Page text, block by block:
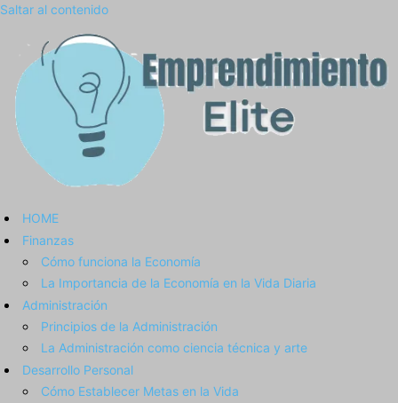
Saltar al contenido
HOME
Finanzas
Cómo funciona la Economía
La Importancia de la Economía en la Vida Diaria
Administración
Principios de la Administración
La Administración como ciencia técnica y arte
Desarrollo Personal
Cómo Establecer Metas en la Vida